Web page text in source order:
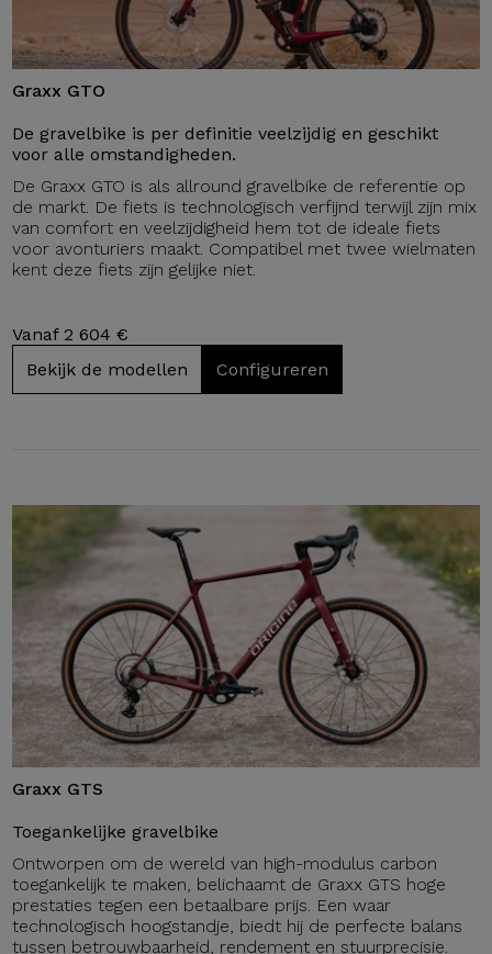
Graxx GTO
De gravelbike is per definitie veelzijdig en geschikt
voor alle omstandigheden.
De Graxx GTO is als allround gravelbike de referentie op
de markt. De fiets is technologisch verfijnd terwijl zijn mix
van comfort en veelzijdigheid hem tot de ideale fiets
voor avonturiers maakt. Compatibel met twee wielmaten
kent deze fiets zijn gelijke niet.
Vanaf 2 604 €
Bekijk de modellen
Configureren
Graxx GTS
Toegankelijke gravelbike
Ontworpen om de wereld van high-modulus carbon
toegankelijk te maken, belichaamt de Graxx GTS hoge
prestaties tegen een betaalbare prijs. Een waar
technologisch hoogstandje, biedt hij de perfecte balans
tussen betrouwbaarheid, rendement en stuurprecisie.